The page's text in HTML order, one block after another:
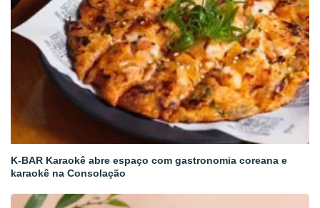
K-BAR Karaokê abre espaço com gastronomia coreana e
karaokê na Consolação